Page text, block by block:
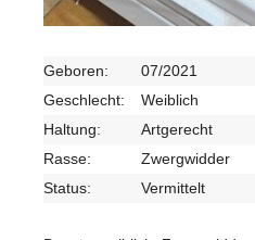
Geboren:
07/2021
Geschlecht:
Weiblich
Haltung:
Artgerecht
Rasse:
Zwergwidder
Status:
Vermittelt